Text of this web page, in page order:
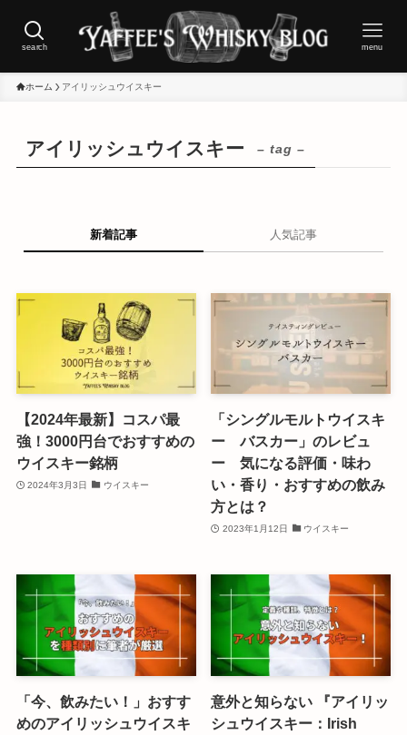
search menu
ホーム アイリッシュウイスキー
アイリッシュウイスキー – tag –
新着記事 人気記事
【2024年最新】コスパ最
強！3000円台でおすすめの
ウイスキー銘柄
2024年3月3日 ウイスキー
「シングルモルトウイスキ
ー バスカー」のレビュ
ー 気になる評価・味わ
い・香り・おすすめの飲み
方とは？
2023年1月12日 ウイスキー
「今、飲みたい！」おすす
めのアイリッシュウイスキ
意外と知らない 『アイリッ
シュウイスキー：Irish